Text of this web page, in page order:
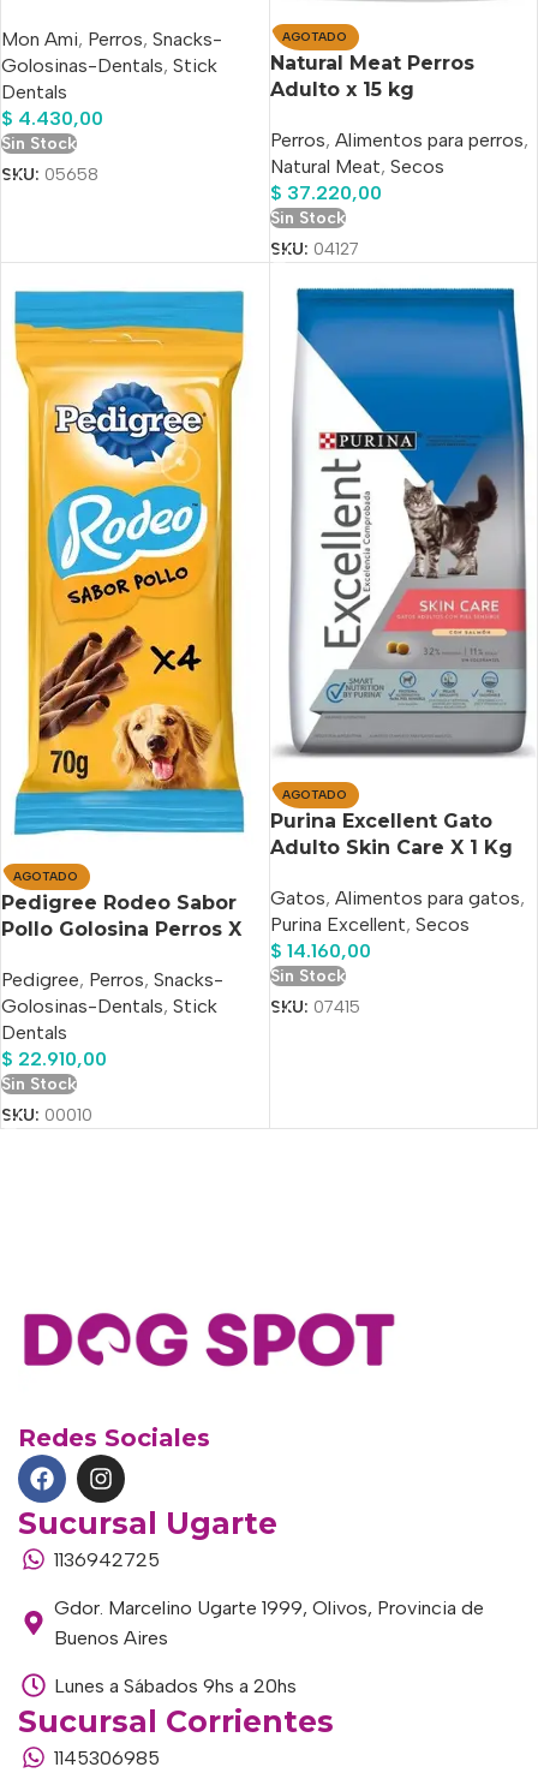
Mon Ami, Perros, Snacks-
Golosinas-Dentals, Stick
Dentals
$ 4.430,00
Sin Stock
SKU: 05658
AGOTADO
Natural Meat Perros
Adulto x 15 kg
Perros, Alimentos para perros,
Natural Meat, Secos
$ 37.220,00
Sin Stock
SKU: 04127
AGOTADO
Pedigree Rodeo Sabor
Pollo Golosina Perros X
Pedigree, Perros, Snacks-
Golosinas-Dentals, Stick
Dentals
$ 22.910,00
Sin Stock
SKU: 00010
AGOTADO
Purina Excellent Gato
Adulto Skin Care X 1 Kg
Gatos, Alimentos para gatos,
Purina Excellent, Secos
$ 14.160,00
Sin Stock
SKU: 07415
Redes Sociales
Sucursal Ugarte
1136942725
Gdor. Marcelino Ugarte 1999, Olivos, Provincia de
Buenos Aires
Lunes a Sábados 9hs a 20hs
Sucursal Corrientes
1145306985